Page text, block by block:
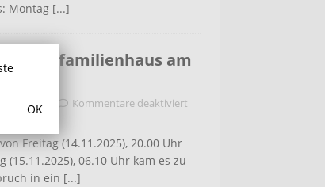
Montag [...]
in Einfamilienhaus am
2025 Kommentare deaktiviert
Freitag (14.11.2025), 20.00 Uhr
(15.11.2025), 06.10 Uhr kam es zu
in ein [...]
OK